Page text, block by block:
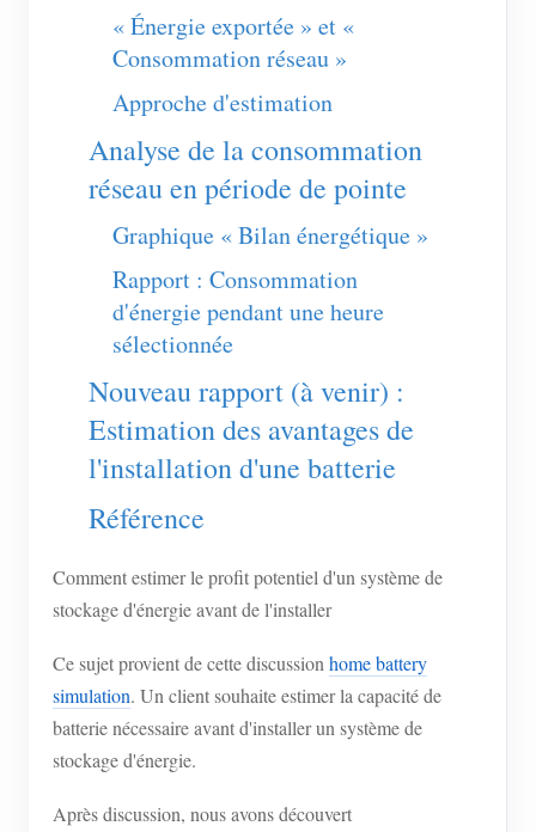
« Énergie exportée » et «
Consommation réseau »
Approche d'estimation
Analyse de la consommation
réseau en période de pointe
Graphique « Bilan énergétique »
Rapport : Consommation
d'énergie pendant une heure
sélectionnée
Nouveau rapport (à venir) :
Estimation des avantages de
l'installation d'une batterie
Référence
Comment estimer le profit potentiel d'un système de
stockage d'énergie avant de l'installer
Ce sujet provient de cette discussionhome battery
simulation. Un client souhaite estimer la capacité de
batterie nécessaire avant d'installer un système de
stockage d'énergie.
Après discussion, nous avons découvert